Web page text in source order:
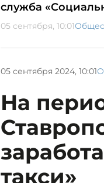
служба
05 сентября, 10:01
05 сентября 2024, 10:01
На
такси»